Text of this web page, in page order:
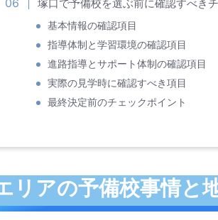
塚口で予備校を選ぶ前に確認すべき
基本情報の確認項目
指導体制と学習環境の確認項目
進路指導とサポート体制の確認項目
実際の見学時に確認すべき項目
最終決定前のチェックポイント
リアの予備校事情と